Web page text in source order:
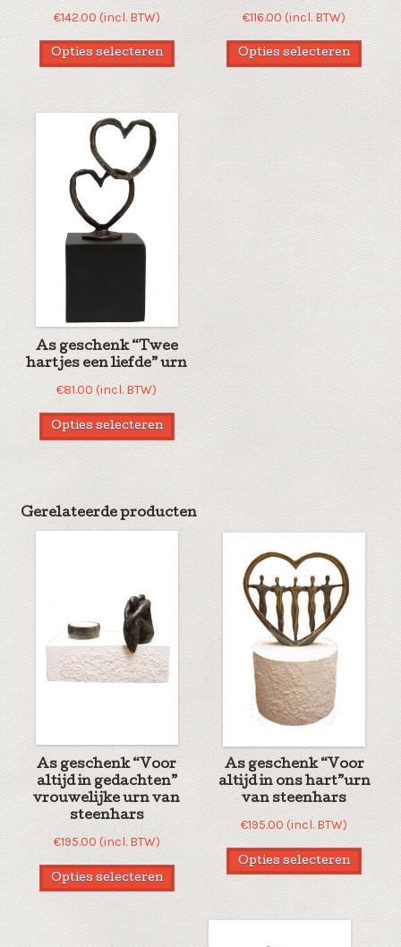
€142.00 (incl. BTW)
Opties selecteren
€116.00 (incl. BTW)
Opties selecteren
As geschenk “Twee
hartjes een liefde” urn
€81.00 (incl. BTW)
Opties selecteren
Gerelateerde producten
As geschenk “Voor
altijd in gedachten”
vrouwelijke urn van
steenhars
€195.00 (incl. BTW)
Opties selecteren
As geschenk “Voor
altijd in ons hart”urn
van steenhars
€195.00 (incl. BTW)
Opties selecteren